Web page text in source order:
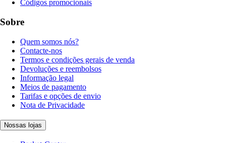
Códigos promocionais
Sobre
Quem somos nós?
Contacte-nos
Termos e condições gerais de venda
Devoluções e reembolsos
Informação legal
Meios de pagamento
Tarifas e opções de envio
Nota de Privacidade
Nossas lojas